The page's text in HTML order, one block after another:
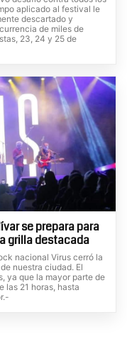
aplicado al festival le
descartado y
de miles de
23, 24 y 25 de
se prepara para
grilla destacada
nacional Virus cerró la
nuestra ciudad. El
ya que la mayor parte de
las 21 horas, hasta